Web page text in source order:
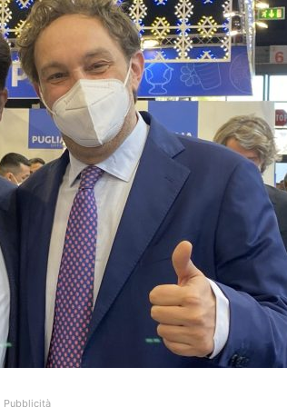
Pubblicità